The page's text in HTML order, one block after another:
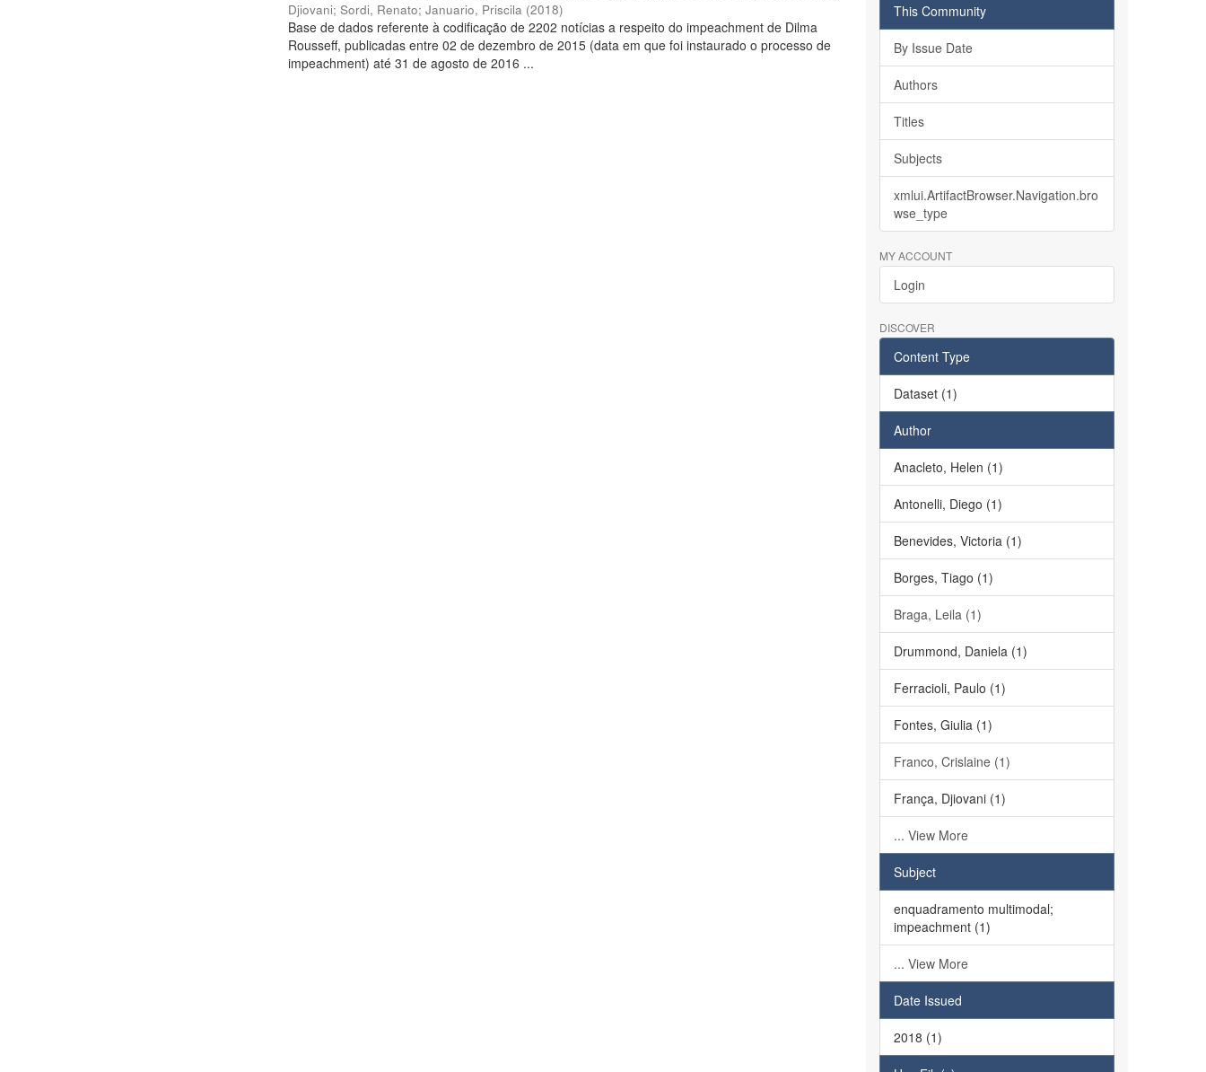
Djiovani;Sordi, Renato;Januario, Priscila (2018)
Base de dados referente à codificação de 2202 notícias a respeito do impeachment de Dilma
Rousseff, publicadas entre 02 de dezembro de 2015 (data em que foi instaurado o processo de
impeachment) até 31 de agosto de 2016 ...
This Community
By Issue Date
Authors
Titles
Subjects
xmlui.ArtifactBrowser.Navigation.bro
wse_type
MY ACCOUNT
Login
DISCOVER
Content Type
Dataset (1)
Author
Anacleto, Helen (1)
Antonelli, Diego (1)
Benevides, Victoria (1)
Borges, Tiago (1)
Braga, Leila (1)
Drummond, Daniela (1)
Ferracioli, Paulo (1)
Fontes, Giulia (1)
Franco, Crislaine (1)
França, Djiovani (1)
... View More
Subject
enquadramento multimodal;
impeachment (1)
... View More
Date Issued
2018 (1)